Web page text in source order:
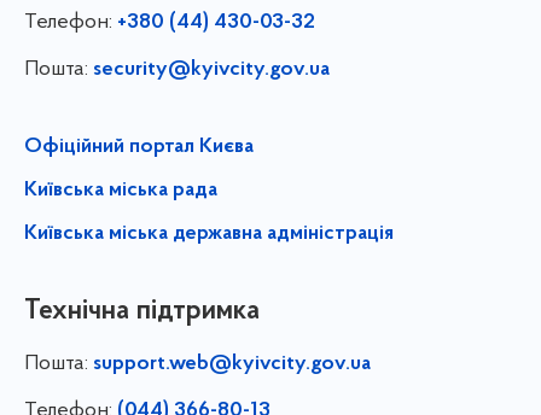
Телефон: +380 (44) 430-03-32
Пошта: security@kyivcity.gov.ua
Офіційний портал Києва
Київська міська рада
Київська міська державна адміністрація
Технічна підтримка
Пошта: support.web@kyivcity.gov.ua
Телефон: